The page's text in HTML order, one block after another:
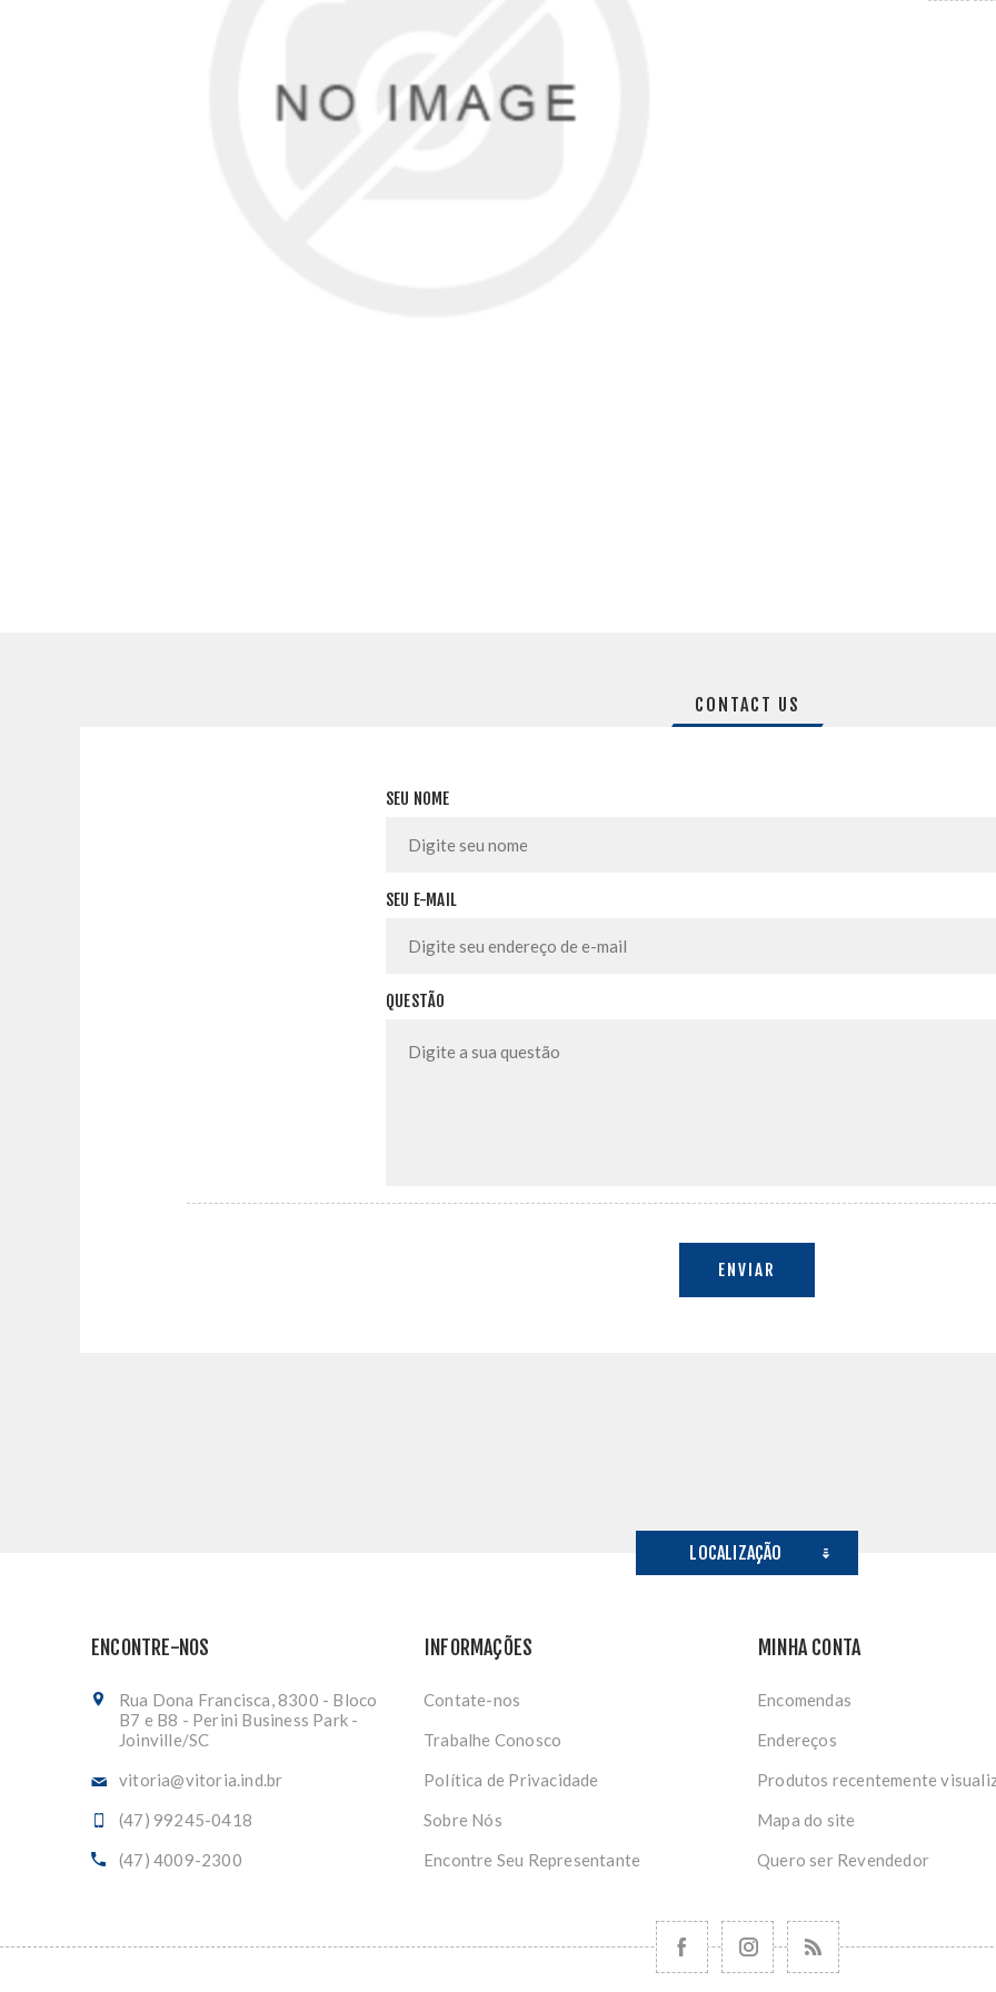
CONTACT US
SEU NOME
SEU E-MAIL
QUESTÃO
ENVIAR
LOCALIZAÇÃO
ENCONTRE-NOS
Rua Dona Francisca, 8300 - Bloco
B7 e B8 - Perini Business Park -
Joinville/SC
vitoria@vitoria.ind.br
(47) 99245-0418
(47) 4009-2300
INFORMAÇÕES
Contate-nos
Trabalhe Conosco
Política de Privacidade
Sobre Nós
Encontre Seu Representante
MINHA CONTA
Encomendas
Endereços
Produtos recentemente
Mapa do site
Quero ser Revendedor